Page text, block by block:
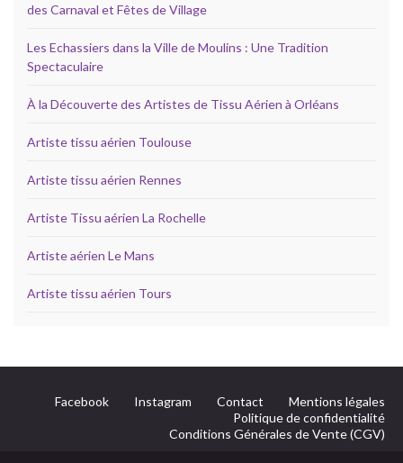
des Carnaval et Fêtes de Village
Les Echassiers dans la Ville de Moulins : Une Tradition
Spectaculaire
À la Découverte des Artistes de Tissu Aérien à Orléans
Artiste tissu aérien Toulouse
Artiste tissu aérien Rennes
Artiste Tissu aérien La Rochelle
Artiste aérien Le Mans
Artiste tissu aérien Tours
Facebook Instagram Contact
Mentions légales
Politique de confidentialité
Conditions Générales de Vente (CGV)